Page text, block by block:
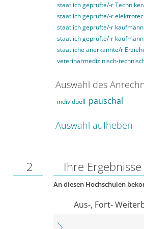
staatlich geprüfte/-r
staatlich geprüfte/-r
staatlich geprüfte/-r
staatlich geprüfte/-r
staatliche anerkannte/r
veterinärmedizinisch-
Auswahl des
individuell pauschal
Auswahl aufheben
2 Ihre Ergebnisse
An diesen Hochschulen
Aus-, Fort-